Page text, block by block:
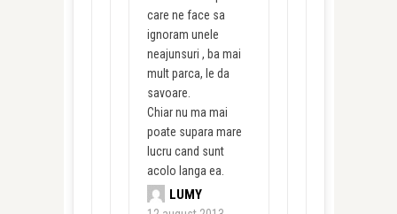
care ne face sa
ignoram unele
neajunsuri , ba mai
mult parca, le da
savoare.
Chiar nu ma mai
poate supara mare
lucru cand sunt
acolo langa ea.
LUMY